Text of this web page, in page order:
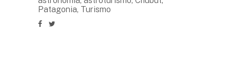
Patagonia, Turismo